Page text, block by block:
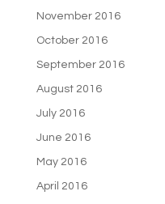
November 2016
October 2016
September 2016
August 2016
July 2016
June 2016
May 2016
April 2016